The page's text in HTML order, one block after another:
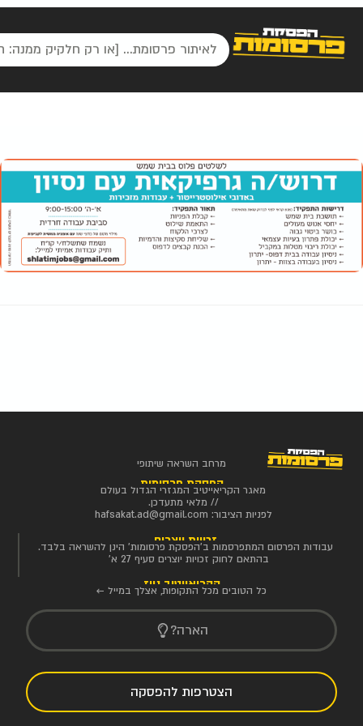
מרחב השראה שיתופי
הפסקת פרסומות
מאגר הקריאייטיב המגזרי הגדול בעולם
// מלאי מתעדכן.
לפניות הציבור: hafsakat.ad@gmail.com
זכויות יוצרים
עבודות הפרסום המתפרסמות ב'הפסקת פרסומות' הינן להשראה בלבד.
בהתאם לחוק זכויות יוצרים סעיף 27 א'
הקריאייטיב ניוז
כל הטובים מכל התקופות, אצלך במייל ←
הארה?
הצטרפות להפסקה